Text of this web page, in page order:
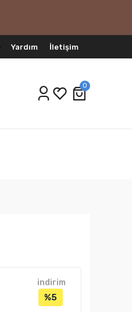
Yardım İletişim
0
indirim
%5